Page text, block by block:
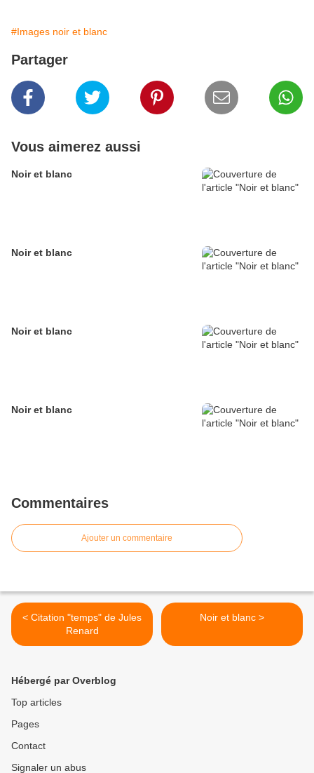
#Images noir et blanc
Partager
Vous aimerez aussi
Noir et blanc
Noir et blanc
Noir et blanc
Noir et blanc
Commentaires
Ajouter un commentaire
< Citation "temps" de Jules
Renard
Noir et blanc >
Hébergé par Overblog
Top articles
Pages
Contact
Signaler un abus